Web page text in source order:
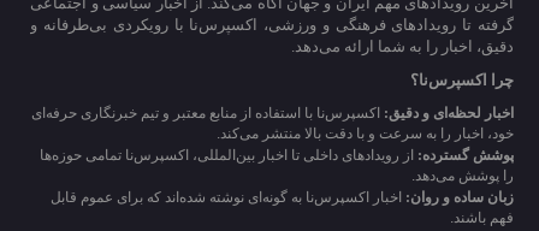
گرفته تا رویدادهای فرهنگی و ورزشی، اکسپرس‌نا با رویکردی بی‌طرفانه و
دقیق، اخبار را به شما ارائه می‌دهد.
چرا اکسپرس‌نا؟
اخبار لحظه‌ای و دقیق: اکسپرس‌نا با استفاده از منابع معتبر و تیم خبرنگاری حرفه‌ای
خود، اخبار را به سرعت و با دقت بالا منتشر می‌کند.
پوشش گسترده: از رویدادهای داخلی تا اخبار بین‌المللی، اکسپرس‌نا تمامی حوزه‌ها
را پوشش می‌دهد.
زبان ساده و روان: اخبار اکسپرس‌نا به گونه‌ای نوشته شده‌اند که برای عموم قابل
فهم باشند.